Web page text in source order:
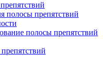
полосы препятствий
полосы препятствий